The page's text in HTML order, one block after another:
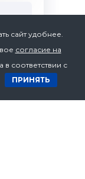
сайт удобнее.
согласие на
соответствии с
ПРИНЯТЬ